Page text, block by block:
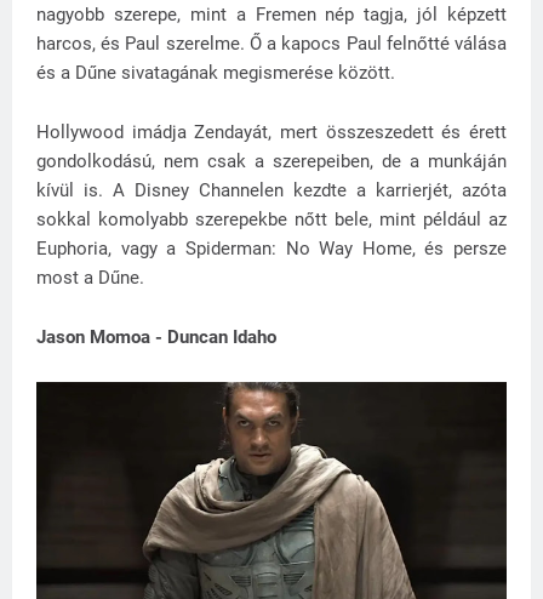
nagyobb szerepe, mint a Fremen nép tagja, jól képzett
harcos, és Paul szerelme. Ő a kapocs Paul felnőtté válása
és a Dűne sivatagának megismerése között.
Hollywood imádja Zendayát, mert összeszedett és érett
gondolkodású, nem csak a szerepeiben, de a munkáján
kívül is. A Disney Channelen kezdte a karrierjét, azóta
sokkal komolyabb szerepekbe nőtt bele, mint például az
Euphoria, vagy a Spiderman: No Way Home, és persze
most a Dűne.
Jason Momoa - Duncan Idaho